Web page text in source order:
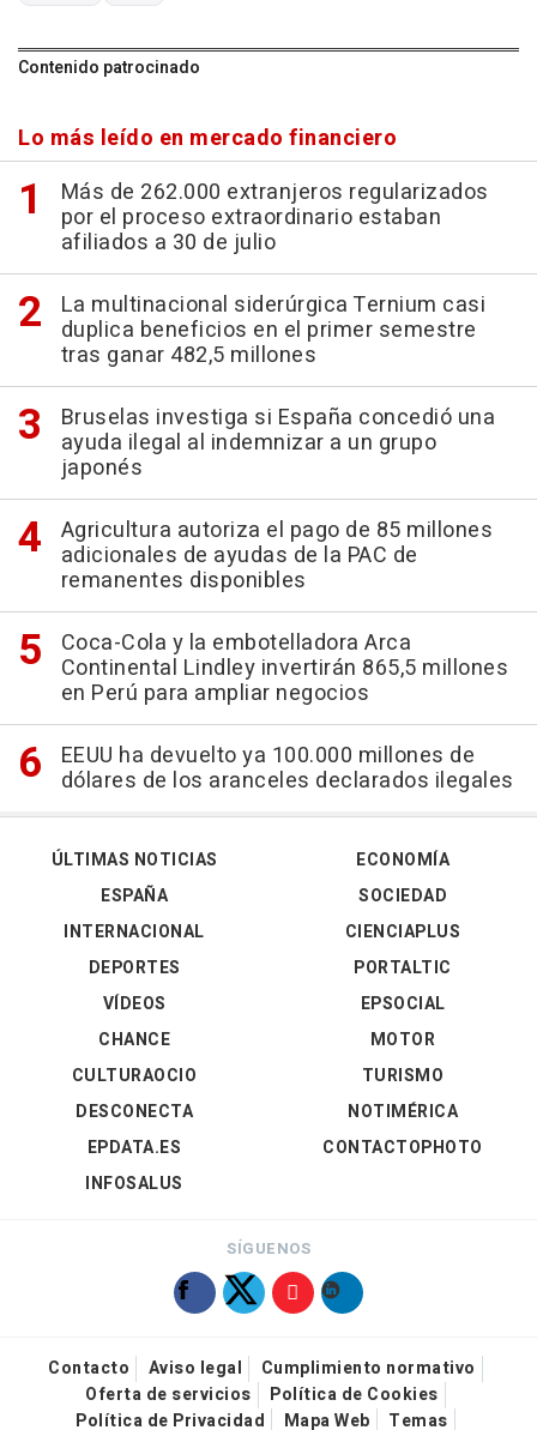
Contenido patrocinado
Lo más leído en mercado financiero
Más de 262.000 extranjeros regularizados
por el proceso extraordinario estaban
afiliados a 30 de julio
La multinacional siderúrgica Ternium casi
duplica beneficios en el primer semestre
tras ganar 482,5 millones
Bruselas investiga si España concedió una
ayuda ilegal al indemnizar a un grupo
japonés
Agricultura autoriza el pago de 85 millones
adicionales de ayudas de la PAC de
remanentes disponibles
Coca-Cola y la embotelladora Arca
Continental Lindley invertirán 865,5 millones
en Perú para ampliar negocios
EEUU ha devuelto ya 100.000 millones de
dólares de los aranceles declarados ilegales
ÚLTIMAS NOTICIAS
ESPAÑA
INTERNACIONAL
DEPORTES
VÍDEOS
ECONOMÍA
SOCIEDAD
CIENCIAPLUS
PORTALTIC
EPSOCIAL
CHANCE
CULTURAOCIO
DESCONECTA
EPDATA.ES
INFOSALUS
MOTOR
TURISMO
NOTIMÉRICA
CONTACTOPHOTO
SÍGUENOS
Contacto Aviso legal
Cumplimiento normativo
Oferta de servicios
Política de Cookies
Política de Privacidad
Mapa Web Temas